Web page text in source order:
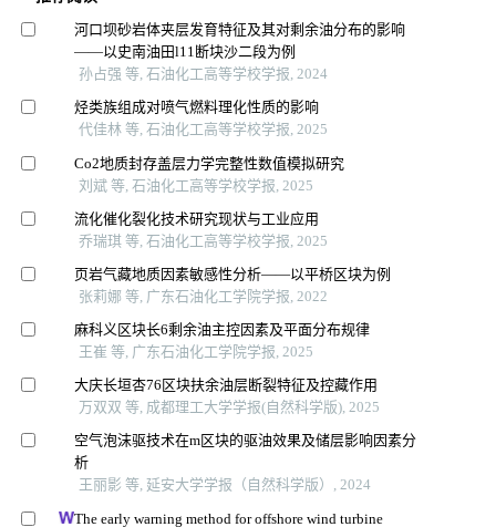
河口坝砂岩体夹层发育特征及其对剩余油分布的影响
——以史南油田l11断块沙二段为例
孙占强 等, 石油化工高等学校学报, 2024
烃类族组成对喷气燃料理化性质的影响
代佳林 等, 石油化工高等学校学报, 2025
Co2地质封存盖层力学完整性数值模拟研究
刘斌 等, 石油化工高等学校学报, 2025
流化催化裂化技术研究现状与工业应用
乔瑞琪 等, 石油化工高等学校学报, 2025
页岩气藏地质因素敏感性分析——以平桥区块为例
张莉娜 等, 广东石油化工学院学报, 2022
麻科义区块长6剩余油主控因素及平面分布规律
王崔 等, 广东石油化工学院学报, 2025
大庆长垣杏76区块扶余油层断裂特征及控藏作用
万双双 等, 成都理工大学学报(自然科学版), 2025
空气泡沫驱技术在m区块的驱油效果及储层影响因素分
析
王丽影 等, 延安大学学报（自然科学版）, 2024
The early warning method for offshore wind turbine